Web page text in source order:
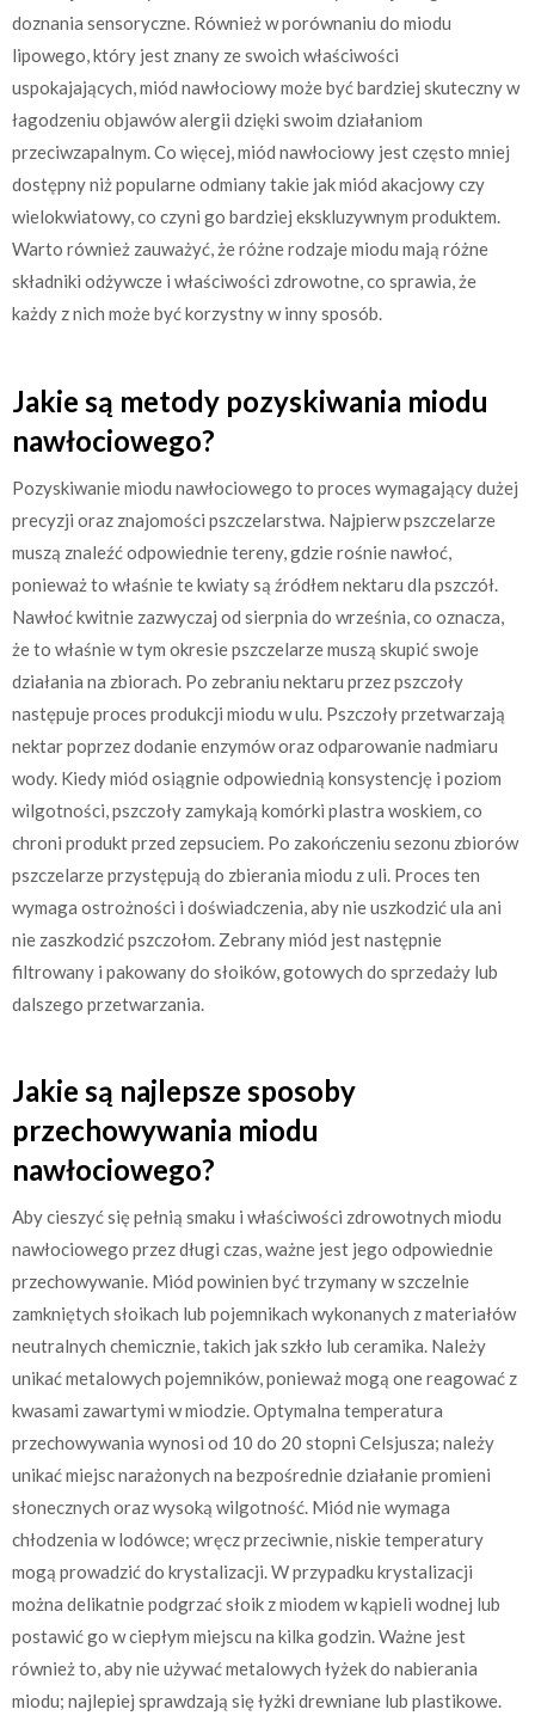
doznania sensoryczne. Również w porównaniu do miodu
lipowego, który jest znany ze swoich właściwości
uspokajających, miód nawłociowy może być bardziej skuteczny w
łagodzeniu objawów alergii dzięki swoim działaniom
przeciwzapalnym. Co więcej, miód nawłociowy jest często mniej
dostępny niż popularne odmiany takie jak miód akacjowy czy
wielokwiatowy, co czyni go bardziej ekskluzywnym produktem.
Warto również zauważyć, że różne rodzaje miodu mają różne
składniki odżywcze i właściwości zdrowotne, co sprawia, że
każdy z nich może być korzystny w inny sposób.
Jakie są metody pozyskiwania miodu
nawłociowego?
Pozyskiwanie miodu nawłociowego to proces wymagający dużej
precyzji oraz znajomości pszczelarstwa. Najpierw pszczelarze
muszą znaleźć odpowiednie tereny, gdzie rośnie nawłoć,
ponieważ to właśnie te kwiaty są źródłem nektaru dla pszczół.
Nawłoć kwitnie zazwyczaj od sierpnia do września, co oznacza,
że to właśnie w tym okresie pszczelarze muszą skupić swoje
działania na zbiorach. Po zebraniu nektaru przez pszczoły
następuje proces produkcji miodu w ulu. Pszczoły przetwarzają
nektar poprzez dodanie enzymów oraz odparowanie nadmiaru
wody. Kiedy miód osiągnie odpowiednią konsystencję i poziom
wilgotności, pszczoły zamykają komórki plastra woskiem, co
chroni produkt przed zepsuciem. Po zakończeniu sezonu zbiorów
pszczelarze przystępują do zbierania miodu z uli. Proces ten
wymaga ostrożności i doświadczenia, aby nie uszkodzić ula ani
nie zaszkodzić pszczołom. Zebrany miód jest następnie
filtrowany i pakowany do słoików, gotowych do sprzedaży lub
dalszego przetwarzania.
Jakie są najlepsze sposoby
przechowywania miodu
nawłociowego?
Aby cieszyć się pełnią smaku i właściwości zdrowotnych miodu
nawłociowego przez długi czas, ważne jest jego odpowiednie
przechowywanie. Miód powinien być trzymany w szczelnie
zamkniętych słoikach lub pojemnikach wykonanych z materiałów
neutralnych chemicznie, takich jak szkło lub ceramika. Należy
unikać metalowych pojemników, ponieważ mogą one reagować z
kwasami zawartymi w miodzie. Optymalna temperatura
przechowywania wynosi od 10 do 20 stopni Celsjusza; należy
unikać miejsc narażonych na bezpośrednie działanie promieni
słonecznych oraz wysoką wilgotność. Miód nie wymaga
chłodzenia w lodówce; wręcz przeciwnie, niskie temperatury
mogą prowadzić do krystalizacji. W przypadku krystalizacji
można delikatnie podgrzać słoik z miodem w kąpieli wodnej lub
postawić go w ciepłym miejscu na kilka godzin. Ważne jest
również to, aby nie używać metalowych łyżek do nabierania
miodu; najlepiej sprawdzają się łyżki drewniane lub plastikowe.